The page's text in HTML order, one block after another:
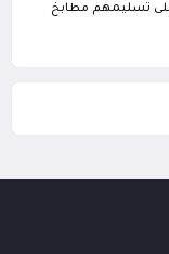
على تسليمهم مطابخ